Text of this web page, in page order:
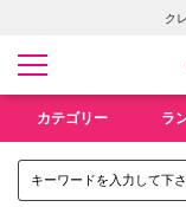
ク
カテゴリー ラ